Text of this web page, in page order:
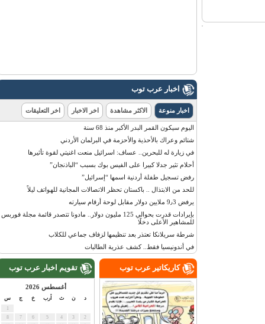
اخبار عرب توب
اخبار منوعة الاكثر مشاهدة اخر الاخبار اخر التعليقات
اليوم سيكون القمر البدر الأكبر منذ 68 سنة
شتائم وعراك بالأحذية والأحزمة في البرلمان الأردني
في زيارة له للبحرين.. عساف: اسرائيل منعت اغنيتي لقوة تأثيرها
أحلام تثير جدلا كبيرا على الفيس بوك بسبب “الباذنجان”
رفض تسجيل طفلة أردنية اسمها “إسرائيل”
للحد من الابتذال .. باكستان تحظر الاتصالات المجانية للهواتف ليلاً
يرفض 9٫3 ملايين دولار مقابل لوحة أرقام سيارته
بإيرادات قدرت بحوالي 125 مليون دولار.. مادونا تتصدر قائمة مجلة فوربس
للمشاهير الأعلى دخلًا
شرطة سريلانكا تعتذر بعد تنظيمها لزفاف جماعي للكلاب
في أندونيسيا فقط.. كشف عذرية الطالبات
تقويم اخبار عرب توب
أغسطس 2026
أرب س
كاريكاتير عرب توب